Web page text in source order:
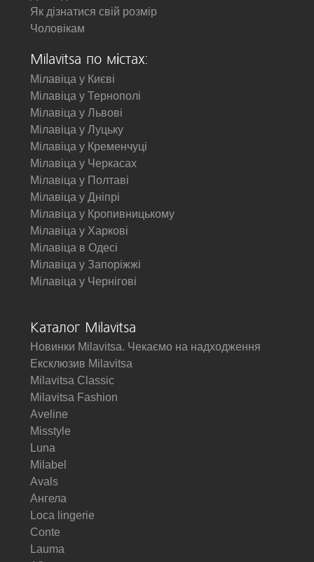
Як дізнатися свій розмір
Чоловікам
Milavitsa по містах:
Мілавіца у Києві
Мілавіца у Тернополі
Мілавіца у Львові
Мілавіца у Луцьку
Мілавіца у Кременчуці
Мілавіца у Черкасах
Мілавіца у Полтаві
Мілавіца у Дніпрі
Мілавіца у Кропивницькому
Мілавіца у Харкові
Мілавіца в Одесі
Мілавіца у Запоріжжі
Мілавіца у Чернігові
Каталог Milavitsa
Новинки Milavitsa. Чекаємо на надходження
Ексклюзив Milavitsa
Milavitsa Classic
Milavitsa Fashion
Aveline
Misstyle
Luna
Milabel
Avals
Ангела
Loca lingerie
Conte
Lauma